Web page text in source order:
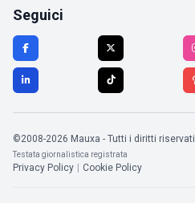
Seguici
©2008-2026 Mauxa - Tutti i diritti riservati
Testata giornalistica registrata
Privacy Policy | Cookie Policy